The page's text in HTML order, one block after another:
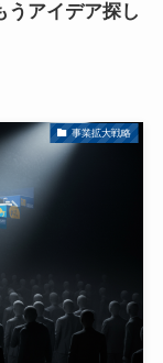
うアイデア探し
事業拡大戦略